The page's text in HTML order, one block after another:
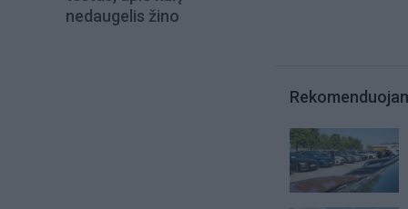
nedaugelis žino